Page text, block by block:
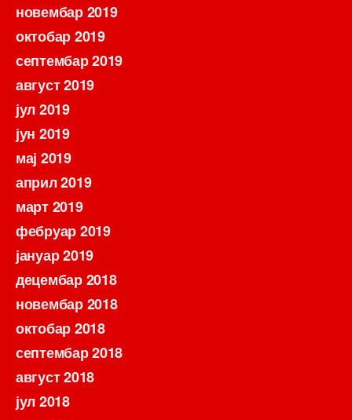
новембар 2019
октобар 2019
септембар 2019
август 2019
јул 2019
јун 2019
мај 2019
април 2019
март 2019
фебруар 2019
јануар 2019
децембар 2018
новембар 2018
октобар 2018
септембар 2018
август 2018
јул 2018